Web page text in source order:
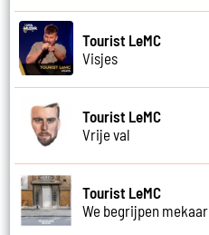
Tourist LeMC
Visjes
Tourist LeMC
Vrije val
Tourist LeMC
We begrijpen mekaar